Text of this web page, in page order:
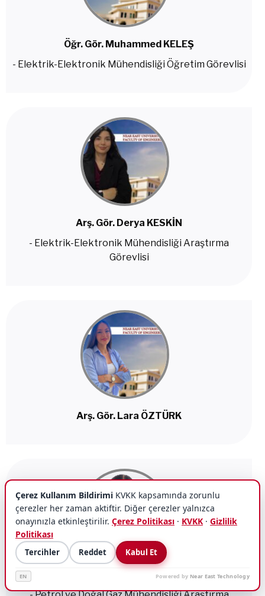
Öğr. Gör. Muhammed KELEŞ
- Elektrik-Elektronik Mühendisliği Öğretim Görevlisi
Arş. Gör. Derya KESKİN
- Elektrik-Elektronik Mühendisliği Araştırma
Görevlisi
Arş. Gör. Lara ÖZTÜRK
Arş. Gör. Muloh Gariba Sheron
Çerez Kullanım Bildirimi KVKK kapsamında zorunlu
çerezler her zaman aktiftir. Diğer çerezler yalnızca
onayınızla etkinleştirilir. Çerez Politikası · KVKK · Gizlilik
Politikası
Tercihler Reddet Kabul Et
EN Powered by Near East Technology